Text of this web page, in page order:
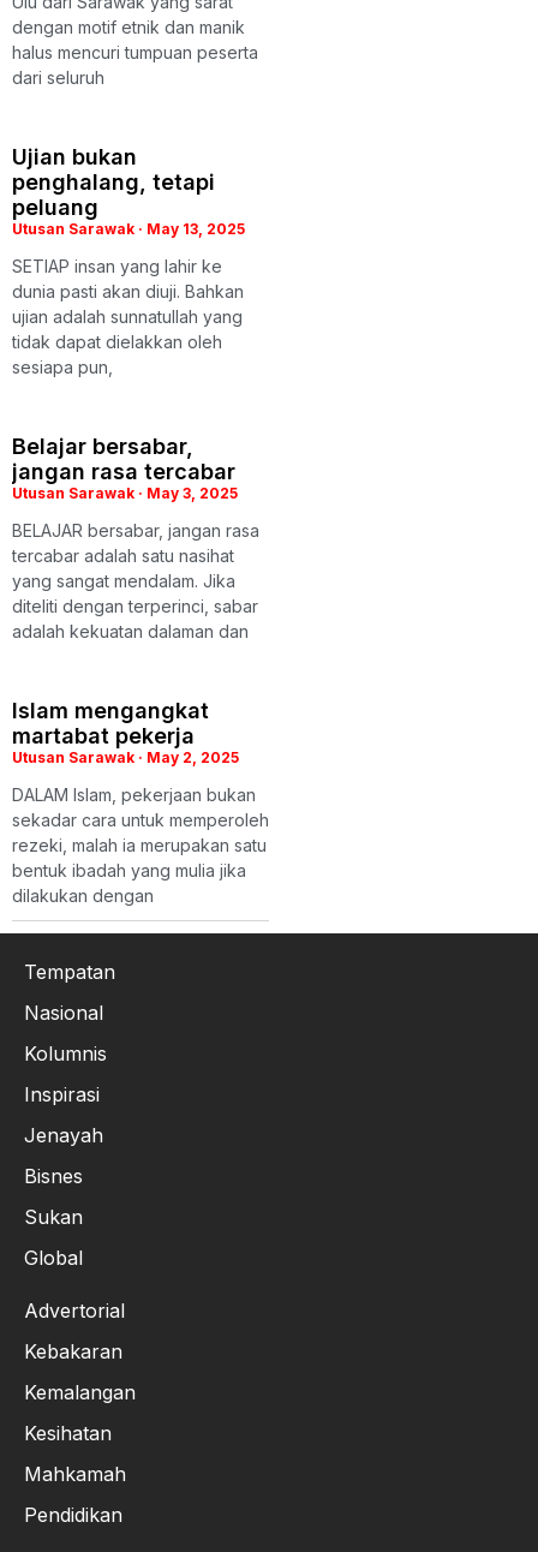
dengan motif etnik dan manik
halus mencuri tumpuan peserta
dari seluruh
Ujian bukan
penghalang, tetapi
peluang
Utusan Sarawak May 13, 2025
SETIAP insan yang lahir ke
dunia pasti akan diuji. Bahkan
ujian adalah sunnatullah yang
tidak dapat dielakkan oleh
sesiapa pun,
Belajar bersabar,
jangan rasa tercabar
Utusan Sarawak May 3, 2025
BELAJAR bersabar, jangan rasa
tercabar adalah satu nasihat
yang sangat mendalam. Jika
diteliti dengan terperinci, sabar
adalah kekuatan dalaman dan
Islam mengangkat
martabat pekerja
Utusan Sarawak May 2, 2025
DALAM Islam, pekerjaan bukan
sekadar cara untuk memperoleh
rezeki, malah ia merupakan satu
bentuk ibadah yang mulia jika
dilakukan dengan
Tempatan
Nasional
Kolumnis
Inspirasi
Jenayah
Bisnes
Sukan
Global
Advertorial
Kebakaran
Kemalangan
Kesihatan
Mahkamah
Pendidikan